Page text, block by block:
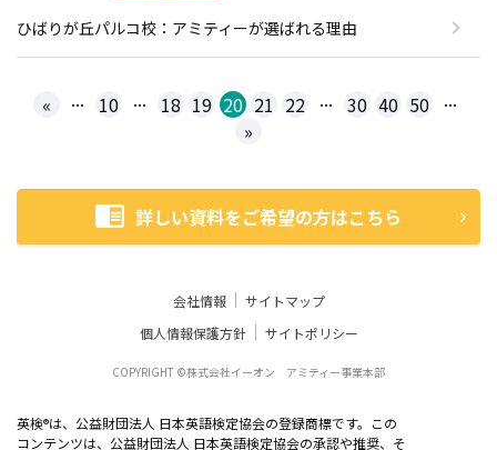
ひばりが丘パルコ校：アミティーが選ばれる理由
« ... 10 ... 18 19 20 21 22 ... 30 40 50 ...
»
詳しい資料をご希望の方はこちら
会社情報
サイトマップ
個人情報保護方針
サイトポリシー
COPYRIGHT ©株式会社イーオン アミティー事業本部
英検®は、公益財団法人 日本英語検定協会の登録商標です。この
コンテンツは、公益財団法人 日本英語検定協会の承認や推奨、そ